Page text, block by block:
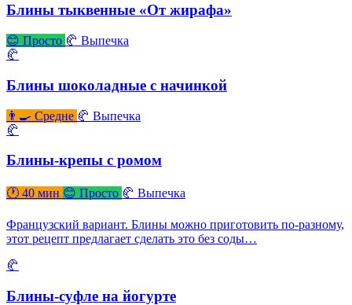
Блины тыквенные «От жирафа»
😊 Просто 🥐 Выпечка
🥐
Блины шоколадные с начинкой
👨‍🍳 Средне 🥐 Выпечка
🥐
Блины-крепы с ромом
🕐 40 мин 😊 Просто 🥐 Выпечка
Французский вариант. Блины можно приготовить по-разному,
этот рецепт предлагает сделать это без соды…
🥐
Блины-суфле на йогурте